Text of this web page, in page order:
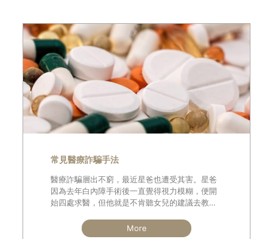
常見醫療詐騙手法
醫療詐騙層出不窮，最近星爸也遭受其害。星爸
因為去年白內障手術後一直覺得視力模糊，便開
始四處求醫，但他就是不肯聽女兒的建議去教學
太長，故寧可到去友人推薦的小診所求醫，折騰
快一年了還是沒改善
More